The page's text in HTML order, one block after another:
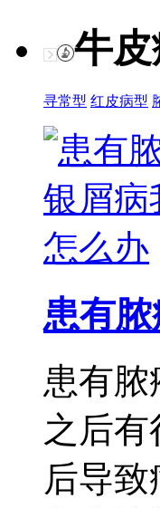
牛
寻常型 红皮病型
患有
患有
之后
后导